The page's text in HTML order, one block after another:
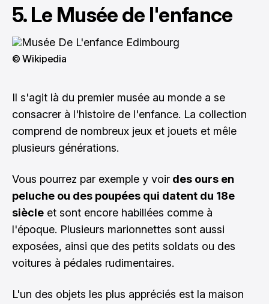
5. Le Musée de l'enfance
© Wikipedia
Il s'agit là du premier musée au monde a se
consacrer à l'histoire de l'enfance. La collection
comprend de nombreux jeux et jouets et mêle
plusieurs générations.
Vous pourrez par exemple y voir des ours en
peluche ou des poupées qui datent du 18e
siècle et sont encore habillées comme à
l'époque. Plusieurs marionnettes sont aussi
exposées, ainsi que des petits soldats ou des
voitures à pédales rudimentaires.
L'un des objets les plus appréciés est la maison